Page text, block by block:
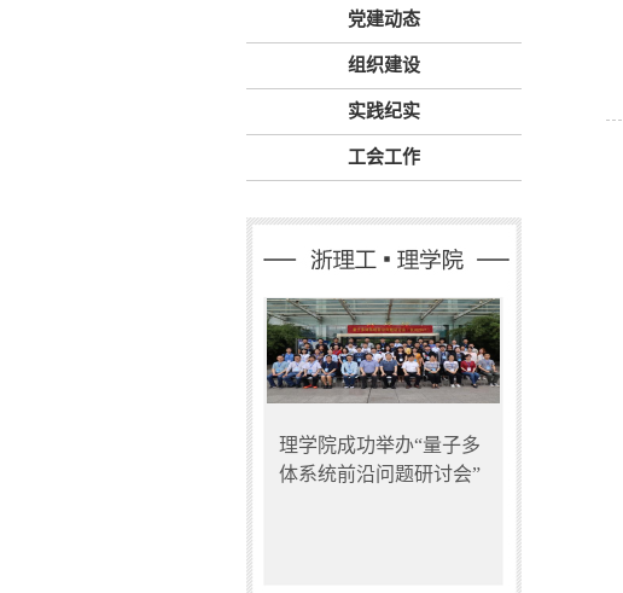
党建动态
组织建设
实践纪实
工会工作
理学院成功举办“量子多
体系统前沿问题研讨会”